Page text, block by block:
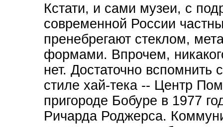
Кстати, и сами музеи, с
современной России
пренебрегают стеклом,
формами. Впрочем,
нет. Достаточно
стиле хай-тека -- Центр
пригороде Бобуре в 1977
Ричарда Роджерса.